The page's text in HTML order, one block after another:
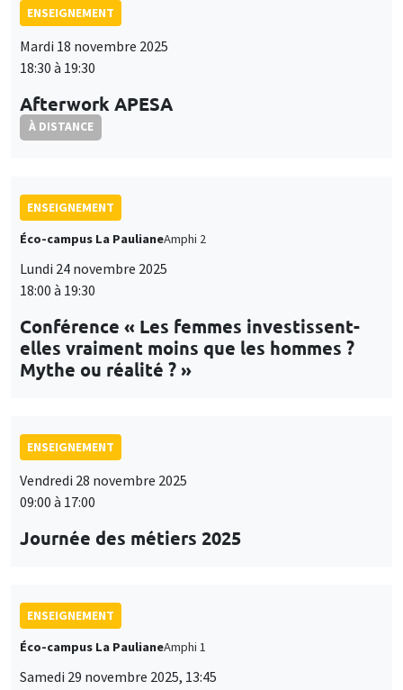
ENSEIGNEMENT
Mardi 18 novembre 2025
18:30 à 19:30
Afterwork APESA
À DISTANCE
ENSEIGNEMENT
Éco-campus La PaulianeAmphi 2
Lundi 24 novembre 2025
18:00 à 19:30
Conférence « Les femmes investissent-
elles vraiment moins que les hommes ?
Mythe ou réalité ? »
ENSEIGNEMENT
Vendredi 28 novembre 2025
09:00 à 17:00
Journée des métiers 2025
ENSEIGNEMENT
Éco-campus La PaulianeAmphi 1
Samedi 29 novembre 2025, 13:45